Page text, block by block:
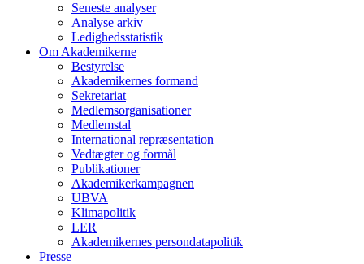
Seneste analyser
Analyse arkiv
Ledighedsstatistik
Om Akademikerne
Bestyrelse
Akademikernes formand
Sekretariat
Medlemsorganisationer
Medlemstal
International repræsentation
Vedtægter og formål
Publikationer
Akademikerkampagnen
UBVA
Klimapolitik
LER
Akademikernes persondatapolitik
Presse